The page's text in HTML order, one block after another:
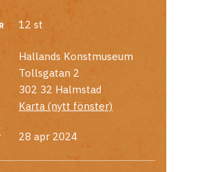
12 st
Hallands Konstmuseum
Tollsgatan 2
302 32 Halmstad
Karta (nytt fönster)
28 apr 2024